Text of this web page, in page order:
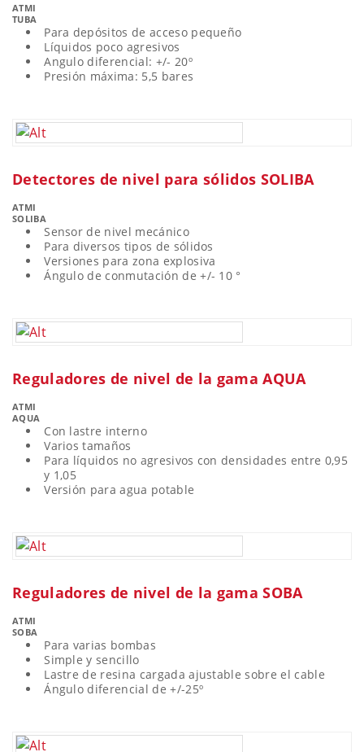
ATMI
TUBA
Para depósitos de acceso pequeño
Líquidos poco agresivos
Angulo diferencial: +/- 20º
Presión máxima: 5,5 bares
Detectores de nivel para sólidos SOLIBA
ATMI
SOLIBA
Sensor de nivel mecánico
Para diversos tipos de sólidos
Versiones para zona explosiva
Ángulo de conmutación de +/- 10 °
Reguladores de nivel de la gama AQUA
ATMI
AQUA
Con lastre interno
Varios tamaños
Para líquidos no agresivos con densidades entre 0,95
y 1,05
Versión para agua potable
Reguladores de nivel de la gama SOBA
ATMI
SOBA
Para varias bombas
Simple y sencillo
Lastre de resina cargada ajustable sobre el cable
Ángulo diferencial de +/-25º